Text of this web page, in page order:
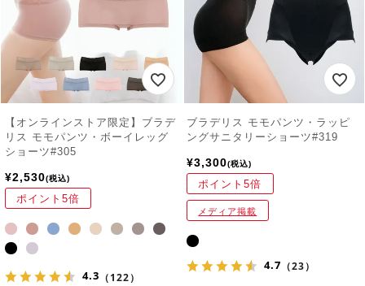
【オンラインストア限定】ブラデ
リス モモパンツ・ボーイレッグ
ショーツ#305
¥2,530 税込
ポイント5倍
4.3 （122）
ブラデリス モモパンツ・ラッピ
ングサニタリーショーツ#319
¥3,300 税込
ポイント5倍
メディア掲載
4.7 （23）